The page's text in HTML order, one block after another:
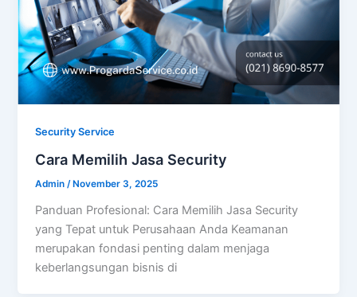
Security Service
Cara Memilih Jasa Security
Admin /November 3, 2025
Panduan Profesional: Cara Memilih Jasa Security
yang Tepat untuk Perusahaan Anda Keamanan
merupakan fondasi penting dalam menjaga
keberlangsungan bisnis di